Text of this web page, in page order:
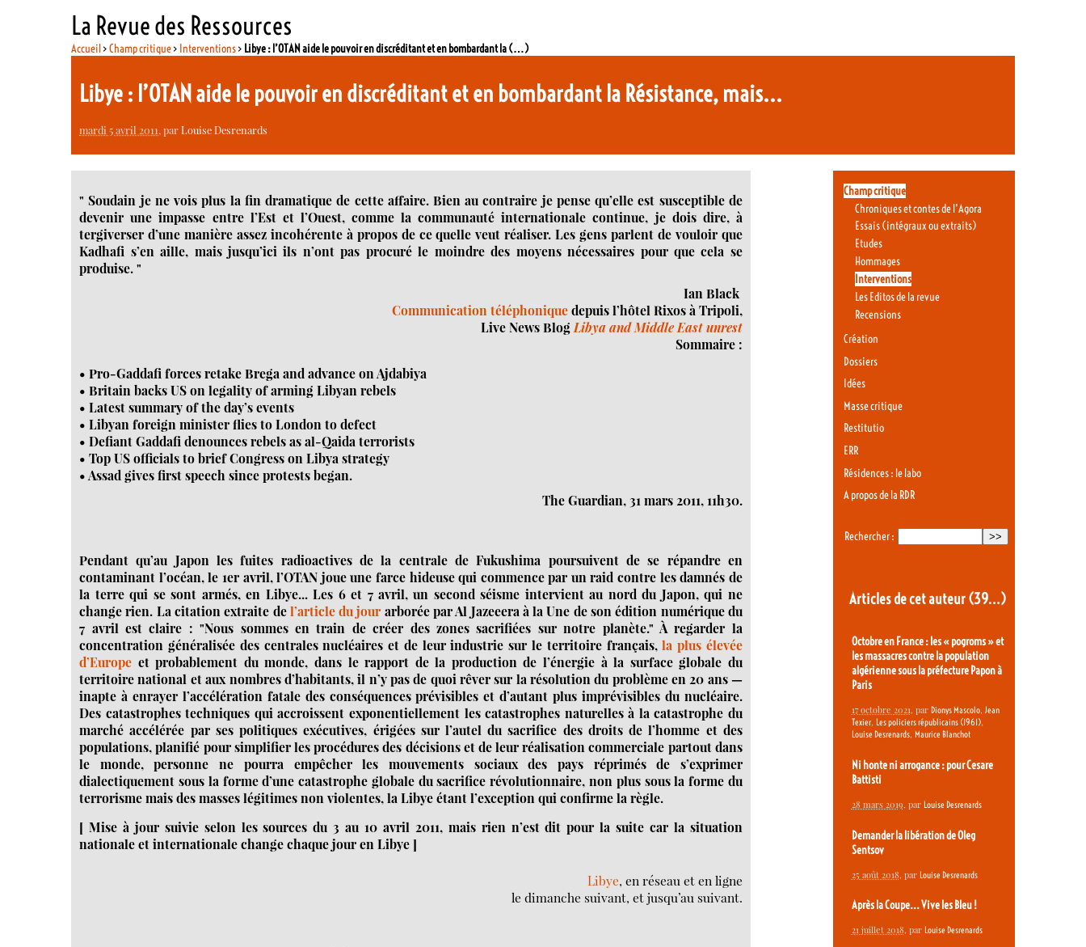
La Revue des Ressources
Accueil>Champ critique> Interventions> Libye : l’OTAN aide le pouvoir en discréditant et en bombardant la (…)
Libye : l’OTAN aide le pouvoir en discréditant et en bombardant la Résistance, mais...
mardi 5 avril 2011, parLouise Desrenards
" Soudain je ne vois plus la fin dramatique de cette affaire. Bien au contraire je pense qu’elle est susceptible de
devenir une impasse entre l’Est et l’Ouest, comme la communauté internationale continue, je dois dire, à
tergiverser d’une manière assez incohérente à propos de ce quelle veut réaliser. Les gens parlent de vouloir que
Kadhafi s’en aille, mais jusqu’ici ils n’ont pas procuré le moindre des moyens nécessaires pour que cela se
produise. "
Ian Black
Communication téléphoniquedepuis l’hôtel Rixos à Tripoli,
Live News Blog Libya and Middle East unrest
Sommaire :
• Pro-Gaddafi forces retake Brega and advance on Ajdabiya
• Britain backs US on legality of arming Libyan rebels
• Latest summary of the day’s events
• Libyan foreign minister flies to London to defect
• Defiant Gaddafi denounces rebels as al-Qaida terrorists
• Top US officials to brief Congress on Libya strategy
• Assad gives first speech since protests began.
The Guardian, 31 mars 2011, 11h30.
Pendant qu’au Japon les fuites radioactives de la centrale de Fukushima poursuivent de se répandre en
contaminant l’océan, le 1er avril, l’OTAN joue une farce hideuse qui commence par un raid contre les damnés de
la terre qui se sont armés, en Libye... Les 6 et 7 avril, un second séisme intervient au nord du Japon, qui ne
change rien. La citation extraite del’article du jour arborée par Al Jazeeera à la Une de son édition numérique du
7 avril est claire : "Nous sommes en train de créer des zones sacrifiées sur notre planète." À regarder la
concentration généralisée des centrales nucléaires et de leur industrie sur le territoire français,la plus élevée
d’Europe et probablement du monde, dans le rapport de la production de l’énergie à la surface globale du
territoire national et aux nombres d’habitants, il n’y pas de quoi rêver sur la résolution du problème en 20 ans —
inapte à enrayer l’accélération fatale des conséquences prévisibles et d’autant plus imprévisibles du nucléaire.
Des catastrophes techniques qui accroissent exponentiellement les catastrophes naturelles à la catastrophe du
marché accélérée par ses politiques exécutives, érigées sur l’autel du sacrifice des droits de l’homme et des
populations, planifié pour simplifier les procédures des décisions et de leur réalisation commerciale partout dans
le monde, personne ne pourra empêcher les mouvements sociaux des pays réprimés de s’exprimer
dialectiquement sous la forme d’une catastrophe globale du sacrifice révolutionnaire, non plus sous la forme du
terrorisme mais des masses légitimes non violentes, la Libye étant l’exception qui confirme la règle.
[ Mise à jour suivie selon les sources du 3 au 10 avril 2011, mais rien n’est dit pour la suite car la situation
nationale et internationale change chaque jour en Libye ]
Libye, en réseau et en ligne
le dimanche suivant, et jusqu’au suivant.
Champ critique
Chroniques et contes de l’Agora
Essais (intégraux ou extraits)
Etudes
Hommages
Interventions
Les Editos de la revue
Recensions
Création
Dossiers
Idées
Masse critique
Restitutio
ERR
Résidences : le labo
A propos de la RDR
Rechercher :
Articles de cet auteur(39…)
Octobre en France : les « pogroms » et
les massacres contre la population
algérienne sous la préfecture Papon à
Paris
17 octobre 2021, par Dionys Mascolo, Jean
Texier, Les policiers républicains (1961),
Louise Desrenards, Maurice Blanchot
Ni honte ni arrogance : pour Cesare
Battisti
28 mars 2019, par Louise Desrenards
Demander la libération de Oleg
Sentsov
25 août 2018, par Louise Desrenards
Après la Coupe... Vive les Bleu !
21 juillet 2018, par Louise Desrenards